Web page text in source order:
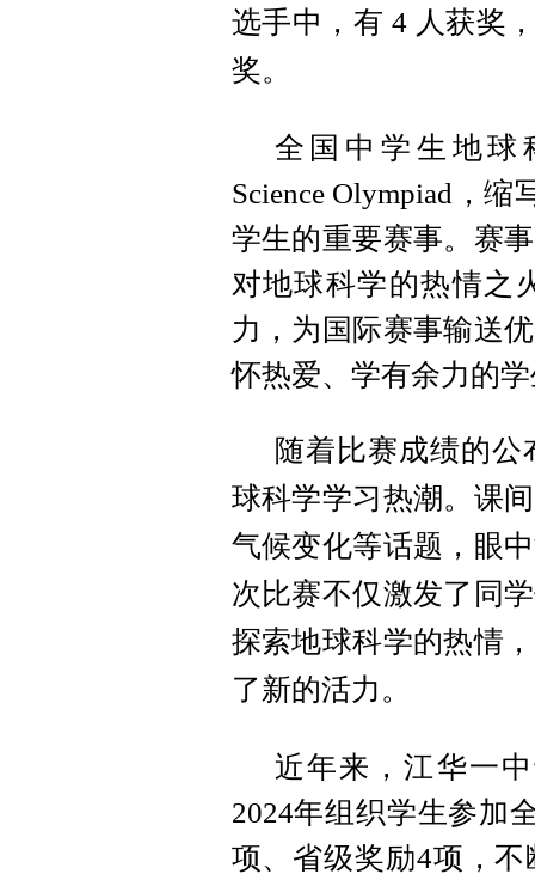
选手中，有 4 人获奖
奖。
全国中学生地球
Science Olympiad，
学生的重要赛事。赛
对地球科学的热情之
力，为国际赛事输送
怀热爱、学有余力的
随着比赛成绩的
球科学学习热潮。课
气候变化等话题，眼
次比赛不仅激发了同
探索地球科学的热情
了新的活力。
近年来，江华一
2024年组织学生参加
项、省级奖励4项，